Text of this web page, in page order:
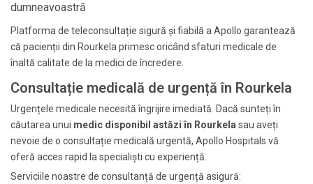
dumneavoastră
Platforma de teleconsultație sigură și fiabilă a Apollo garantează
că pacienții din Rourkela primesc oricând sfaturi medicale de
înaltă calitate de la medici de încredere.
Consultație medicală de urgență în Rourkela
Urgențele medicale necesită îngrijire imediată. Dacă sunteți în
căutarea unui medic disponibil astăzi în Rourkela sau aveți
nevoie de o consultație medicală urgentă, Apollo Hospitals vă
oferă acces rapid la specialiști cu experiență.
Serviciile noastre de consultanță de urgență asigură: